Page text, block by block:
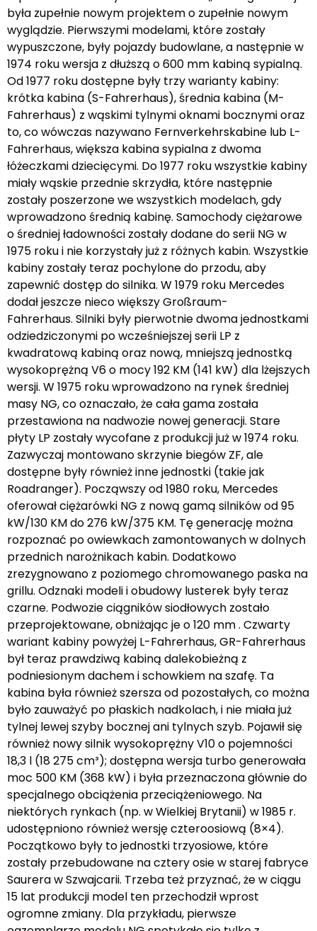
była zupełnie nowym projektem o zupełnie nowym
wyglądzie. Pierwszymi modelami, które zostały
wypuszczone, były pojazdy budowlane, a następnie w
1974 roku wersja z dłuższą o 600 mm kabiną sypialną.
Od 1977 roku dostępne były trzy warianty kabiny:
krótka kabina (S-Fahrerhaus), średnia kabina (M-
Fahrerhaus) z wąskimi tylnymi oknami bocznymi oraz
to, co wówczas nazywano Fernverkehrskabine lub L-
Fahrerhaus, większa kabina sypialna z dwoma
łóżeczkami dziecięcymi. Do 1977 roku wszystkie kabiny
miały wąskie przednie skrzydła, które następnie
zostały poszerzone we wszystkich modelach, gdy
wprowadzono średnią kabinę. Samochody ciężarowe
o średniej ładowności zostały dodane do serii NG w
1975 roku i nie korzystały już z różnych kabin. Wszystkie
kabiny zostały teraz pochylone do przodu, aby
zapewnić dostęp do silnika. W 1979 roku Mercedes
dodał jeszcze nieco większy Großraum-
Fahrerhaus. Silniki były pierwotnie dwoma jednostkami
odziedziczonymi po wcześniejszej serii LP z
kwadratową kabiną oraz nową, mniejszą jednostką
wysokoprężną V6 o mocy 192 KM (141 kW) dla lżejszych
wersji. W 1975 roku wprowadzono na rynek średniej
masy NG, co oznaczało, że cała gama została
przestawiona na nadwozie nowej generacji. Stare
płyty LP zostały wycofane z produkcji już w 1974 roku.
Zazwyczaj montowano skrzynie biegów ZF, ale
dostępne były również inne jednostki (takie jak
Roadranger). Począwszy od 1980 roku, Mercedes
oferował ciężarówki NG z nową gamą silników od 95
kW/130 KM do 276 kW/375 KM. Tę generację można
rozpoznać po owiewkach zamontowanych w dolnych
przednich narożnikach kabin. Dodatkowo
zrezygnowano z poziomego chromowanego paska na
grillu. Odznaki modeli i obudowy lusterek były teraz
czarne. Podwozie ciągników siodłowych zostało
przeprojektowane, obniżając je o 120 mm . Czwarty
wariant kabiny powyżej L-Fahrerhaus, GR-Fahrerhaus
był teraz prawdziwą kabiną dalekobieżną z
podniesionym dachem i schowkiem na szafę. Ta
kabina była również szersza od pozostałych, co można
było zauważyć po płaskich nadkolach, i nie miała już
tylnej lewej szyby bocznej ani tylnych szyb. Pojawił się
również nowy silnik wysokoprężny V10 o pojemności
18,3 l (18 275 cm³); dostępna wersja turbo generowała
moc 500 KM (368 kW) i była przeznaczona głównie do
specjalnego obciążenia przeciążeniowego. Na
niektórych rynkach (np. w Wielkiej Brytanii) w 1985 r.
udostępniono również wersję czteroosiową (8×4).
Początkowo były to jednostki trzyosiowe, które
zostały przebudowane na cztery osie w starej fabryce
Saurera w Szwajcarii. Trzeba też przyznać, że w ciągu
15 lat produkcji model ten przechodził wprost
ogromne zmiany. Dla przykładu, pierwsze